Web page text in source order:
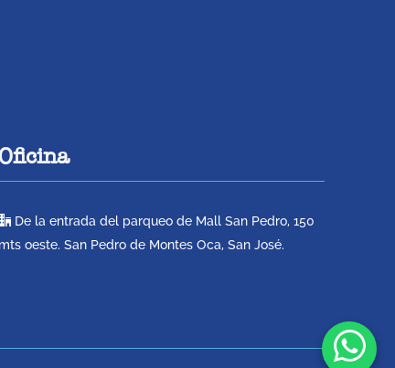
Oficina
De la entrada del parqueo de Mall San Pedro, 150
mts oeste. San Pedro de Montes Oca, San José.